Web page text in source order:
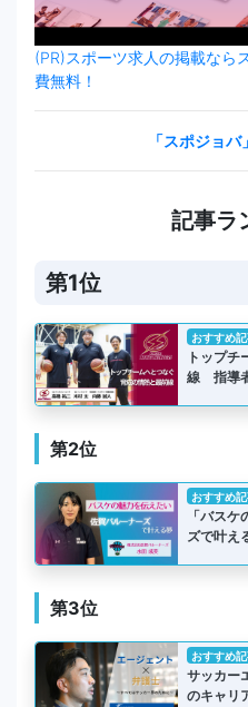
(PR)スポーツ求人の掲載なら
費無料！
「スポジョ
記事ラ
第1位
おすすめ
トップチ
線 指導
第2位
おすすめ
「バス
ズで叶え
第3位
おすすめ
サッカー
のキャリ